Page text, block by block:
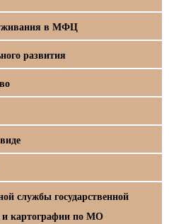
в МФЦ
развития
службы государственной
и картографии по МО